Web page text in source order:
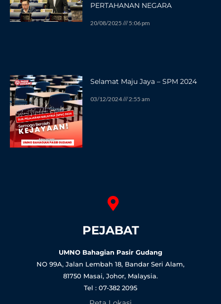
PERTAHANAN NEGARA
20/08/2025 5:06 pm
Selamat Maju Jaya – SPM 2024
03/12/2024 2:55 am
PEJABAT
UMNO Bahagian Pasir Gudang
NO 99A, Jalan Lembah 18, Bandar Seri Alam,
81750 Masai, Johor, Malaysia.
Tel : 07-382 2095